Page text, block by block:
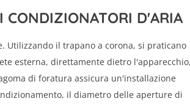
CONDIZIONATORI D'ARIA
Utilizzando il trapano a corona, si praticano
esterna, direttamente dietro l'apparecchio,
di foratura assicura un'installazione
il diametro delle aperture di